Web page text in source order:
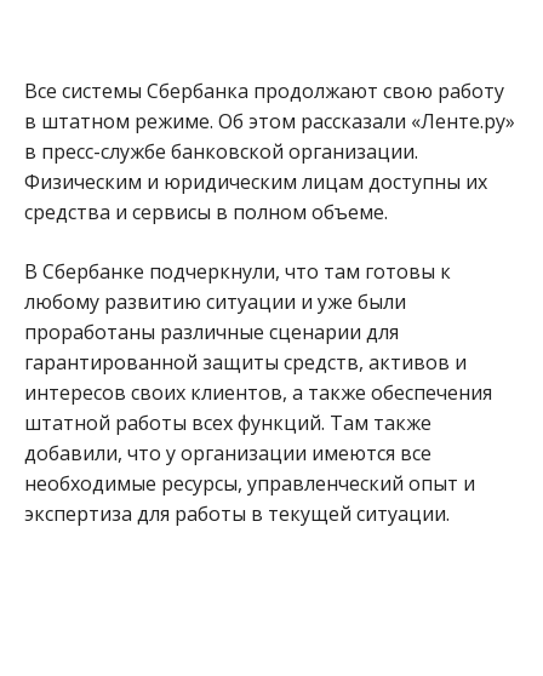
Все системы Сбербанка продолжают свою работу
в штатном режиме. Об этом рассказали «Ленте.ру»
в пресс-службе банковской организации.
Физическим и юридическим лицам доступны их
средства и сервисы в полном объеме.
В Сбербанке подчеркнули, что там готовы к
любому развитию ситуации и уже были
проработаны различные сценарии для
гарантированной защиты средств, активов и
интересов своих клиентов, а также обеспечения
штатной работы всех функций. Там также
добавили, что у организации имеются все
необходимые ресурсы, управленческий опыт и
экспертиза для работы в текущей ситуации.